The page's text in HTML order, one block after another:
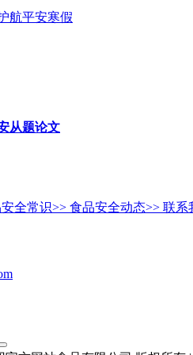
航平安寒假
从题论文
全常识>> 食品安全动态>> 联系